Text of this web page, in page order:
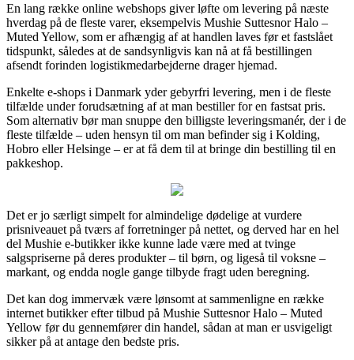
En lang række online webshops giver løfte om levering på næste
hverdag på de fleste varer, eksempelvis Mushie Suttesnor Halo –
Muted Yellow, som er afhængig af at handlen laves før et fastslået
tidspunkt, således at de sandsynligvis kan nå at få bestillingen
afsendt forinden logistikmedarbejderne drager hjemad.
Enkelte e-shops i Danmark yder gebyrfri levering, men i de fleste
tilfælde under forudsætning af at man bestiller for en fastsat pris.
Som alternativ bør man snuppe den billigste leveringsmanér, der i de
fleste tilfælde – uden hensyn til om man befinder sig i Kolding,
Hobro eller Helsinge – er at få dem til at bringe din bestilling til en
pakkeshop.
Det er jo særligt simpelt for almindelige dødelige at vurdere
prisniveauet på tværs af forretninger på nettet, og derved har en hel
del Mushie e-butikker ikke kunne lade være med at tvinge
salgspriserne på deres produkter – til børn, og ligeså til voksne –
markant, og endda nogle gange tilbyde fragt uden beregning.
Det kan dog immervæk være lønsomt at sammenligne en række
internet butikker efter tilbud på Mushie Suttesnor Halo – Muted
Yellow før du gennemfører din handel, sådan at man er usvigeligt
sikker på at antage den bedste pris.